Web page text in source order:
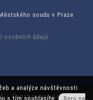
a analýze návštěvnosti
s tím souhlasíte.
Beru na
soudu v Praze
osobních údajů
| Tvorba webových